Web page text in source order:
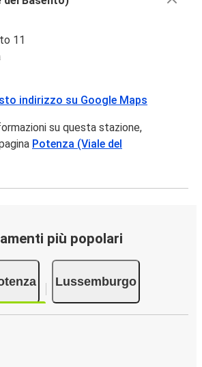
11
indirizzo su Google Maps
su questa stazione,
Potenza (Viale del
più popolari
Lussemburgo